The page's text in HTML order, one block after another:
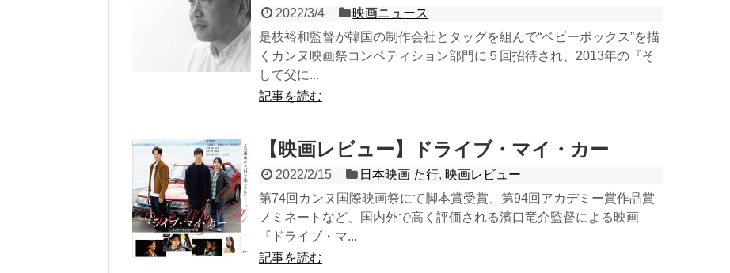
2022/3/4
映画ニュース
是枝裕和監督が韓国の制作会社とタッグを組んで“ベビーボックス”を描
くカンヌ映画祭コンペティション部門に５回招待され、2013年の『そ
して父に...
記事を読む
【映画レビュー】ドライブ・マイ・カー
2022/2/15 日本映画 た行, 映画レビュー
第74回カンヌ国際映画祭にて脚本賞受賞、第94回アカデミー賞作品賞
ノミネートなど、国内外で高く評価される濱口竜介監督による映画
『ドライブ・マ...
記事を読む